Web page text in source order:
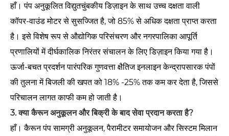
हाँ। पंप अनुकूलित विद्युतचुंबकीय डिज़ाइन के साथ उच्च दक्षता वाली
कॉपर-वाउंड मोटर से सुसज्जित है, जो 85% से अधिक दक्षता प्राप्त करता
है। इसे विशेष रूप से औद्योगिक परिसंचरण और नगरपालिका आपूर्ति
प्रणालियों में दीर्घकालिक निरंतर संचालन के लिए डिज़ाइन किया गया है।
ऊर्जा-बचत प्रदर्शन पारंपरिक गुणवत्ता क्षैतिज इनलाइन केन्द्रापसारक पंपों
की तुलना में बिजली की खपत को 18% -25% तक कम कर देता है, जिससे
परिचालन लागत काफी कम हो जाती है।
3. क्या कैरून अनुकूलन और बिक्री के बाद सेवा प्रदान करता है?
हाँ। कैरून पंप सामग्री अनुकूलन, पैरामीटर समायोजन और सिस्टम मिलान